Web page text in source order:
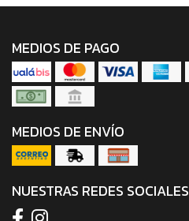
MEDIOS DE PAGO
MEDIOS DE ENVÍO
NUESTRAS REDES SOCIALES